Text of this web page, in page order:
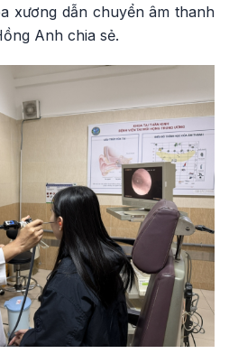
xương dẫn chuyển âm thanh
Anh chia sẻ.